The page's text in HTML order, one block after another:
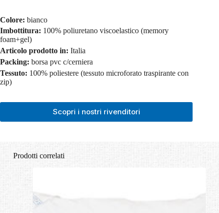
Colore: bianco
Imbottitura: 100% poliuretano viscoelastico (memory
foam+gel)
Articolo prodotto in: Italia
Packing: borsa pvc c/cerniera
Tessuto: 100% poliestere (tessuto microforato traspirante con
zip)
Scopri i nostri rivenditori
Prodotti correlati